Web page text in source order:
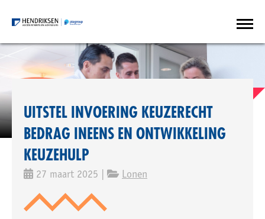
UITSTEL INVOERING KEUZERECHT
BEDRAG INEENS EN ONTWIKKELING
KEUZEHULP
27 maart 2025 | Lonen